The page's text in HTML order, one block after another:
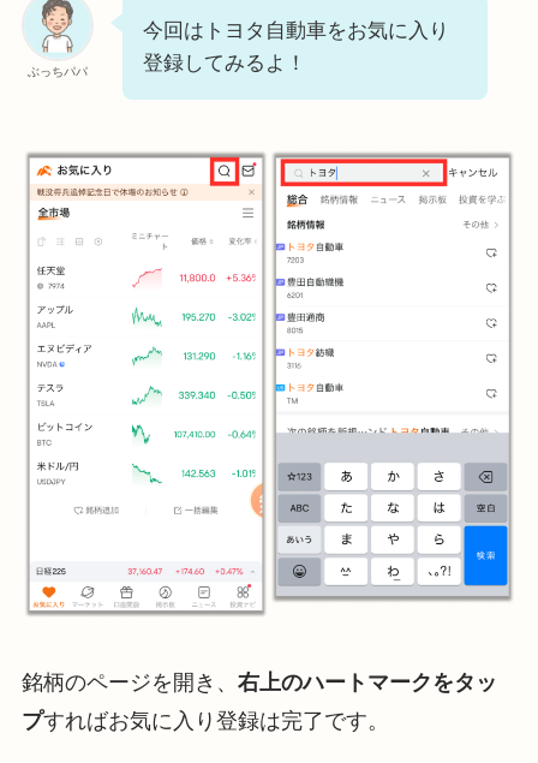
ぶっちパパ
今回はトヨタ自動車をお気に入り
登録してみるよ！
銘柄のページを開き、 右上のハートマークをタッ
プすればお気に入り登録は完了です。